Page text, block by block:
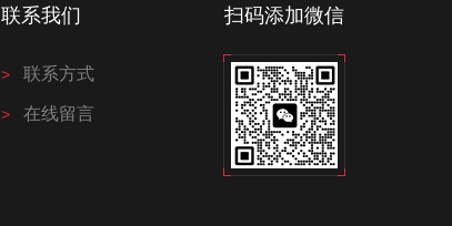
联系我们
联系方式
在线留言
扫码添加微信